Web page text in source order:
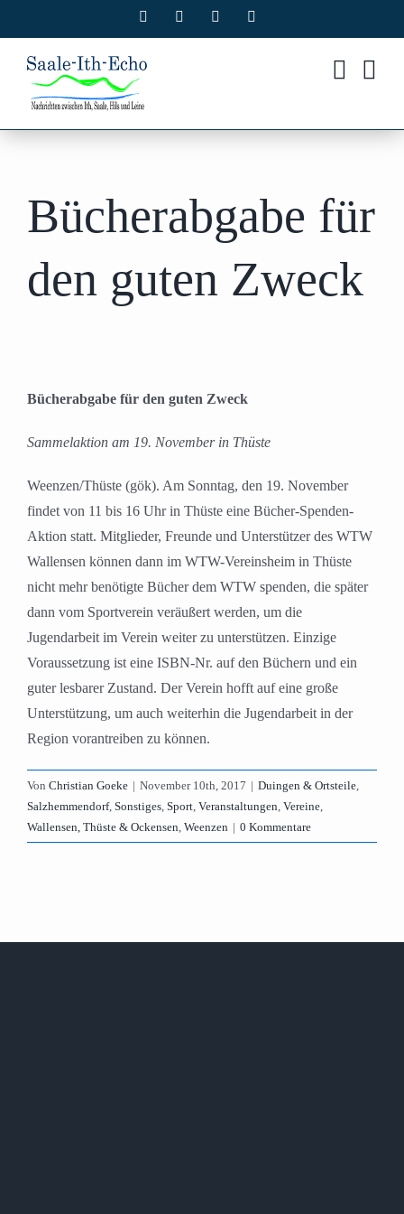
Inhalt
springen
Facebook Instagram
Bücherabgabe für
den guten Zweck
Bücherabgabe für den guten Zweck
Sammelaktion am 19. November in Thüste
Weenzen/Thüste (gök). Am Sonntag, den 19. November
findet von 11 bis 16 Uhr in Thüste eine Bücher-Spenden-
Aktion statt. Mitglieder, Freunde und Unterstützer des WTW
Wallensen können dann im WTW-Vereinsheim in Thüste
nicht mehr benötigte Bücher dem WTW spenden, die später
dann vom Sportverein veräußert werden, um die
Jugendarbeit im Verein weiter zu unterstützen. Einzige
Voraussetzung ist eine ISBN-Nr. auf den Büchern und ein
guter lesbarer Zustand. Der Verein hofft auf eine große
Unterstützung, um auch weiterhin die Jugendarbeit in der
Region vorantreiben zu können.
Von Christian Goeke | November 10th, 2017 | Duingen & Ortsteile,
Salzhemmendorf, Sonstiges, Sport, Veranstaltungen, Vereine,
Wallensen, Thüste & Ockensen, Weenzen | 0 Kommentare